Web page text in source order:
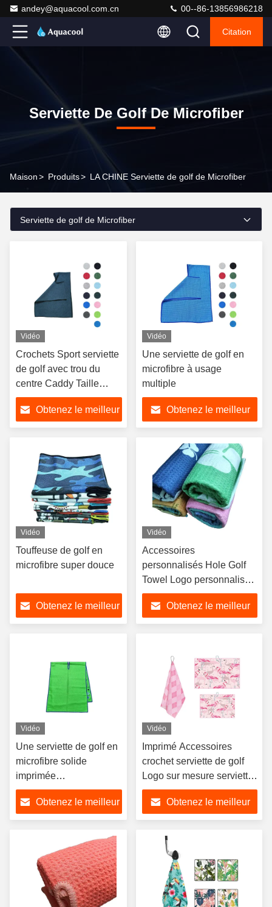
andey@aquacool.com.cn 00--86-13856986218
Citation
Serviette De Golf De Microfiber
Maison> Produits> LA CHINE Serviette de golf de Microfiber
Serviette de golf de Microfiber
Vidéo
Crochets Sport serviette
de golf avec trou du
centre Caddy Taille
serviette de golf en
microfibre
Obtenez le meilleur
Vidéo
Une serviette de golf en
microfibre à usage
multiple
Obtenez le meilleur
Vidéo
Touffeuse de golf en
microfibre super douce
Obtenez le meilleur
Vidéo
Accessoires
personnalisés Hole Golf
Towel Logo personnalisé
Microfiber Golf Towel
Obtenez le meilleur
Vidéo
Une serviette de golf en
microfibre solide
imprimée
numériquement
personnalisée
Obtenez le meilleur
Vidéo
Imprimé Accessoires
crochet serviette de golf
Logo sur mesure serviette
de golf en microfibre
Obtenez le meilleur